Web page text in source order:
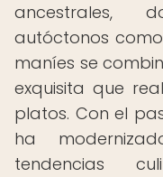
ancestrales,
autóctonos
maníes se
exquisita que
platos. Con el
ha
tendencias